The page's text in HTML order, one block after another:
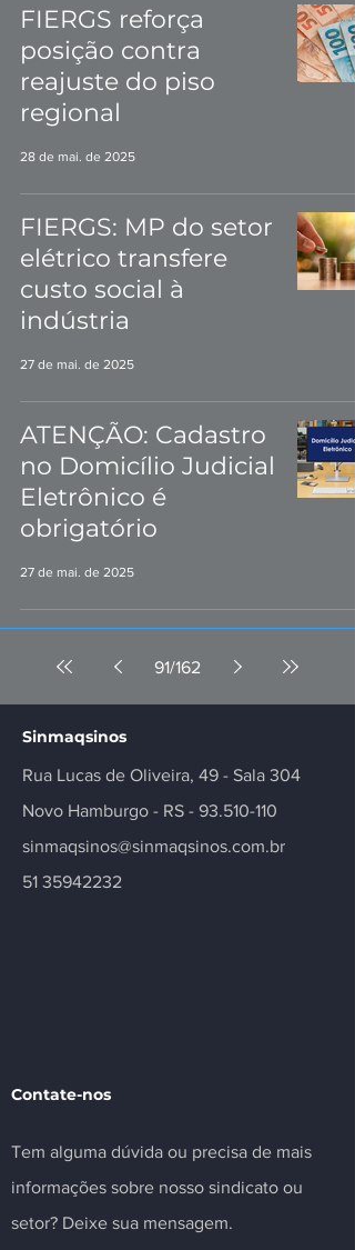
FIERGS reforça
posição contra
reajuste do piso
regional
28 de mai. de 2025
FIERGS: MP do setor
elétrico transfere
custo social à
indústria
27 de mai. de 2025
ATENÇÃO: Cadastro
no Domicílio Judicial
Eletrônico é
obrigatório
27 de mai. de 2025
91/162
Sinmaqsinos
Rua Lucas de Oliveira, 49 - Sala 304
Novo Hamburgo - RS - 93.510-110
sinmaqsinos@sinmaqsinos.com.br
51 35942232
Contate-nos
Tem alguma dúvida ou precisa de mais
informações sobre nosso sindicato ou
setor? Deixe sua mensagem.